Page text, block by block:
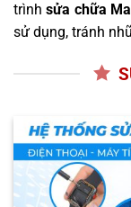
trìnhsửa chữa
sử dụng, tránh